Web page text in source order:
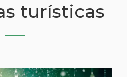
turísticas